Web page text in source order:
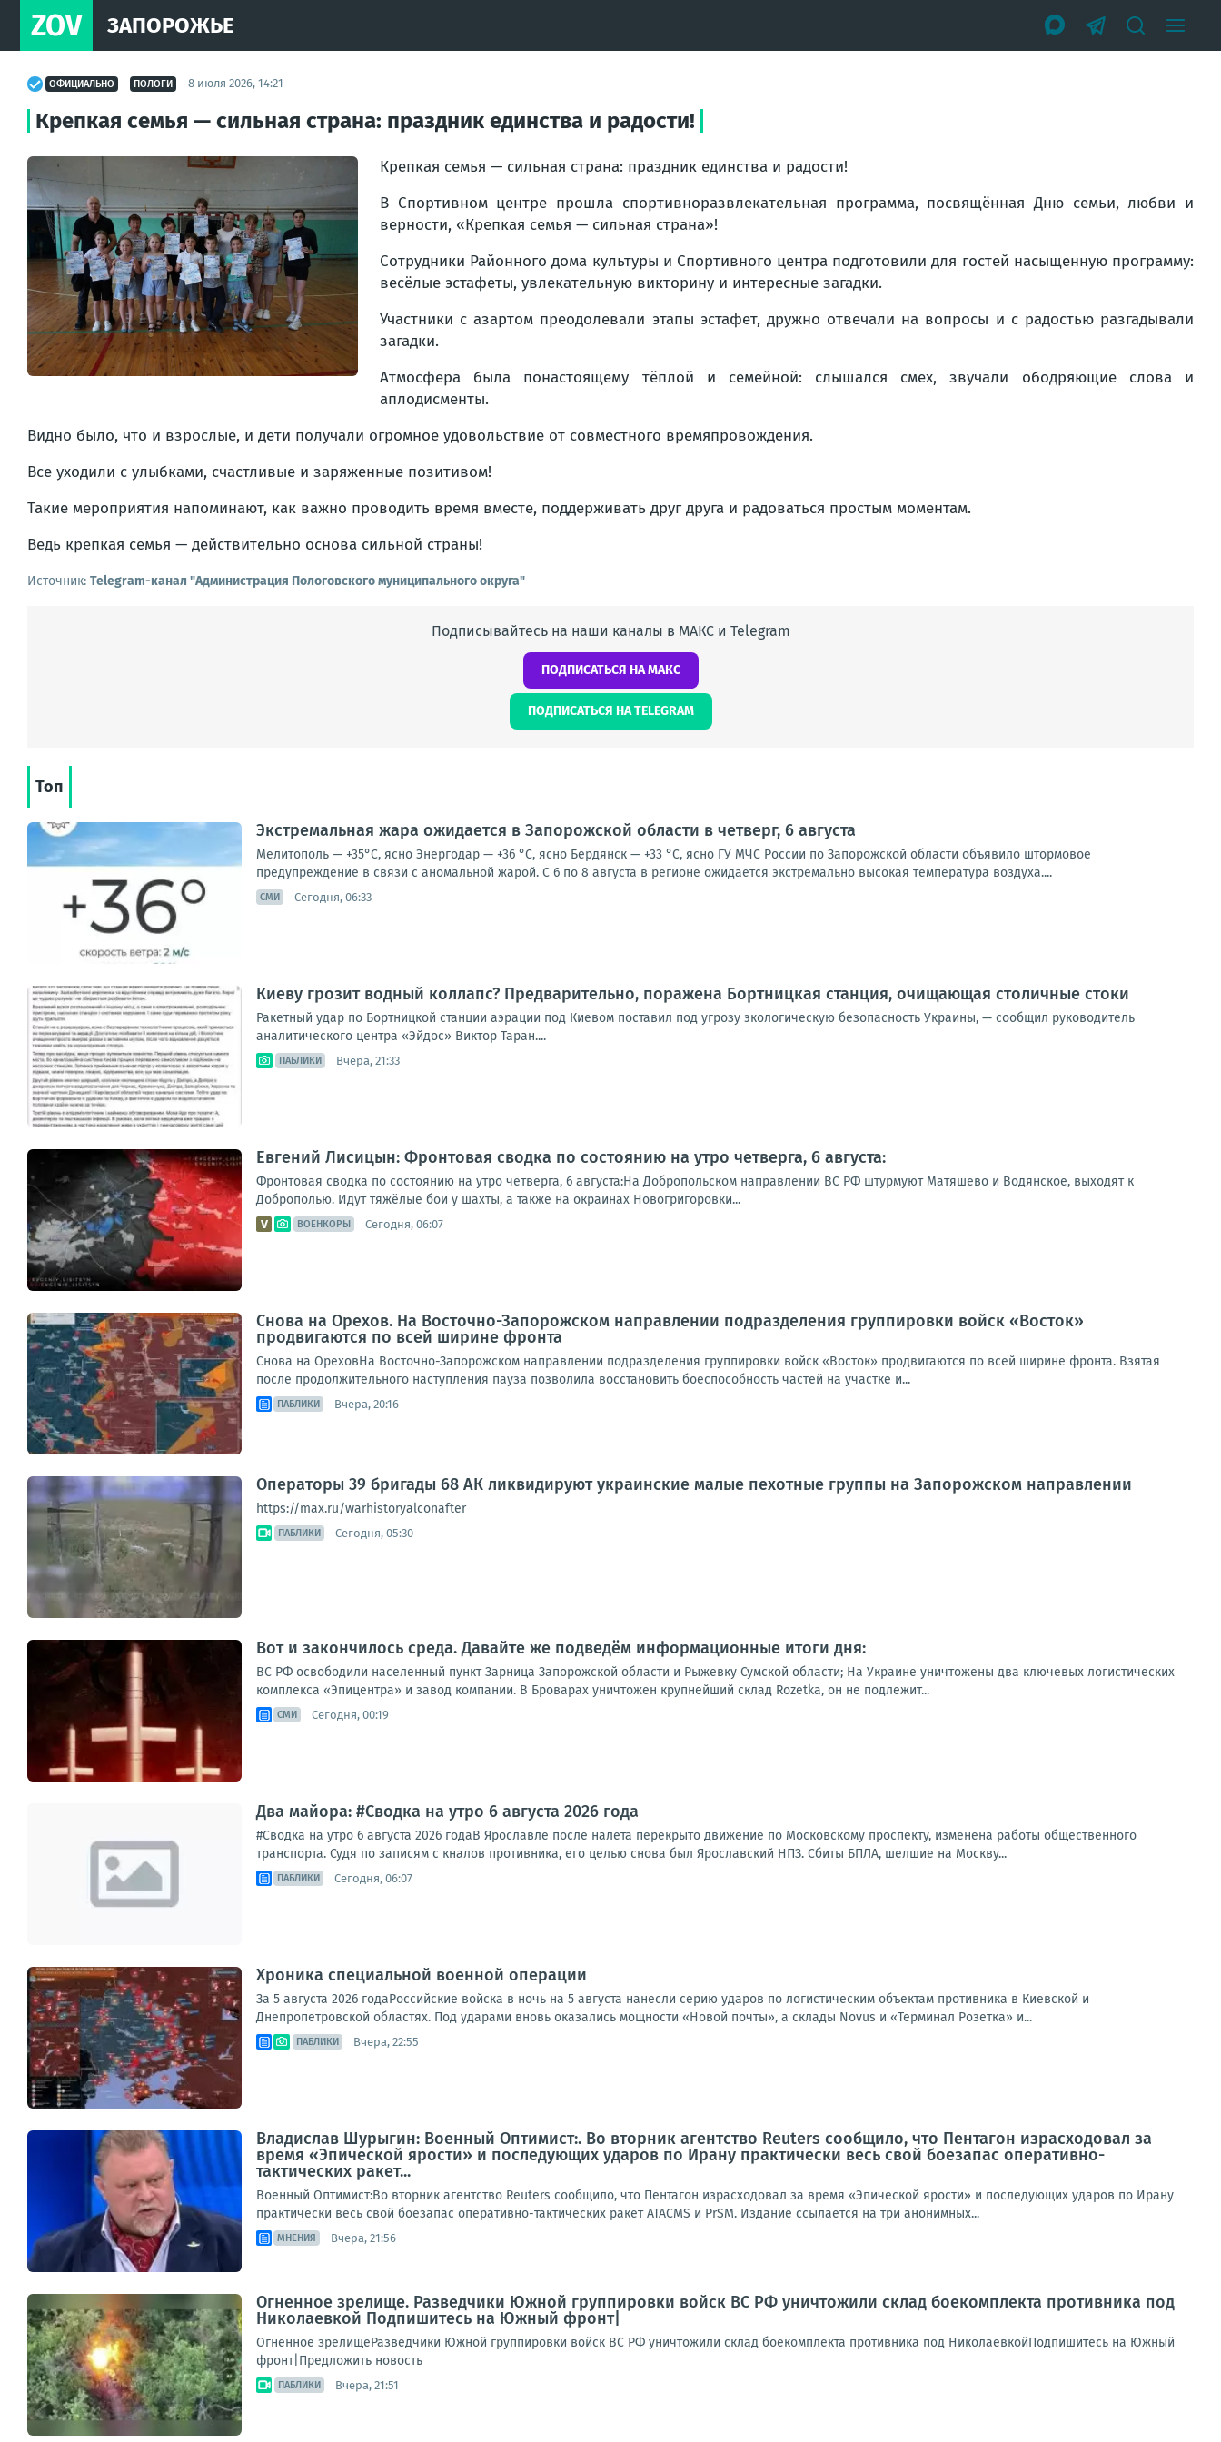
ZOV ЗАПОРОЖЬЕ
ОФИЦИАЛЬНО ПОЛОГИ 8 июля 2026, 14:21
Крепкая семья — сильная страна: праздник единства и радости!
Крепкая семья — сильная страна: праздник единства и радости!
В Спортивном центре прошла спортивноразвлекательная программа, посвящённая Дню семьи, любви и
верности, «Крепкая семья — сильная страна»!
Сотрудники Районного дома культуры и Спортивного центра подготовили для гостей насыщенную программу:
весёлые эстафеты, увлекательную викторину и интересные загадки.
Участники с азартом преодолевали этапы эстафет, дружно отвечали на вопросы и с радостью разгадывали
загадки.
Атмосфера была понастоящему тёплой и семейной: слышался смех, звучали ободряющие слова и
аплодисменты.
Видно было, что и взрослые, и дети получали огромное удовольствие от совместного времяпровождения.
Все уходили с улыбками, счастливые и заряженные позитивом!
Такие мероприятия напоминают, как важно проводить время вместе, поддерживать друг друга и радоваться простым моментам.
Ведь крепкая семья — действительно основа сильной страны!
Источник: Telegram-канал "Администрация Пологовского муниципального округа"
Подписывайтесь на наши каналы в МАКС и Telegram
ПОДПИСАТЬСЯ НА МАКС
ПОДПИСАТЬСЯ НА TELEGRAM
Топ
Экстремальная жара ожидается в Запорожской области в четверг, 6 августа
Мелитополь — +35°С, ясно Энергодар — +36 °С, ясно Бердянск — +33 °С, ясно ГУ МЧС России по Запорожской области объявило штормовое
предупреждение в связи с аномальной жарой. С 6 по 8 августа в регионе ожидается экстремально высокая температура воздуха....
СМИ Сегодня, 06:33
Киеву грозит водный коллапс? Предварительно, поражена Бортницкая станция, очищающая столичные стоки
Ракетный удар по Бортницкой станции аэрации под Киевом поставил под угрозу экологическую безопасность Украины, — сообщил руководитель
аналитического центра «Эйдос» Виктор Таран....
ПАБЛИКИ Вчера, 21:33
Евгений Лисицын: Фронтовая сводка по состоянию на утро четверга, 6 августа:
Фронтовая сводка по состоянию на утро четверга, 6 августа:На Добропольском направлении ВС РФ штурмуют Матяшево и Водянское, выходят к
Доброполью. Идут тяжёлые бои у шахты, а также на окраинах Новогригоровки...
ВОЕНКОРЫ Сегодня, 06:07
Снова на Орехов. На Восточно-Запорожском направлении подразделения группировки войск «Восток»
продвигаются по всей ширине фронта
Снова на ОреховНа Восточно-Запорожском направлении подразделения группировки войск «Восток» продвигаются по всей ширине фронта. Взятая
после продолжительного наступления пауза позволила восстановить боеспособность частей на участке и...
ПАБЛИКИ Вчера, 20:16
Операторы 39 бригады 68 АК ликвидируют украинские малые пехотные группы на Запорожском направлении
https://max.ru/warhistoryalconafter
ПАБЛИКИ Сегодня, 05:30
Вот и закончилось среда. Давайте же подведём информационные итоги дня:
ВС РФ освободили населенный пункт Зарница Запорожской области и Рыжевку Сумской области; На Украине уничтожены два ключевых логистических
комплекса «Эпицентра» и завод компании. В Броварах уничтожен крупнейший склад Rozetka, он не подлежит...
СМИ Сегодня, 00:19
Два майора: #Сводка на утро 6 августа 2026 года
#Сводка на утро 6 августа 2026 годаВ Ярославле после налета перекрыто движение по Московскому проспекту, изменена работы общественного
транспорта. Судя по записям с кналов противника, его целью снова был Ярославский НПЗ. Сбиты БПЛА, шелшие на Москву...
ПАБЛИКИ Сегодня, 06:07
Хроника специальной военной операции
За 5 августа 2026 годаРоссийские войска в ночь на 5 августа нанесли серию ударов по логистическим объектам противника в Киевской и
Днепропетровской областях. Под ударами вновь оказались мощности «Новой почты», а склады Novus и «Терминал Розетка» и...
ПАБЛИКИ Вчера, 22:55
Владислав Шурыгин: Военный Оптимист:. Во вторник агентство Reuters сообщило, что Пентагон израсходовал за
время «Эпической ярости» и последующих ударов по Ирану практически весь свой боезапас оперативно-
тактических ракет...
Военный Оптимист:Во вторник агентство Reuters сообщило, что Пентагон израсходовал за время «Эпической ярости» и последующих ударов по Ирану
практически весь свой боезапас оперативно-тактических ракет ATACMS и PrSM. Издание ссылается на три анонимных...
МНЕНИЯ Вчера, 21:56
Огненное зрелище. Разведчики Южной группировки войск ВС РФ уничтожили склад боекомплекта противника под
Николаевкой Подпишитесь на Южный фронт|
Огненное зрелищеРазведчики Южной группировки войск ВС РФ уничтожили склад боекомплекта противника под НиколаевкойПодпишитесь на Южный
фронт|Предложить новость
ПАБЛИКИ Вчера, 21:51